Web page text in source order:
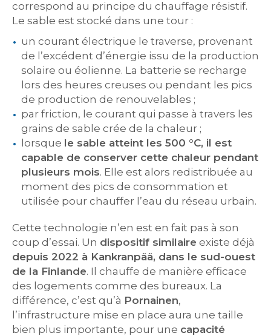
correspond au principe du chauffage résistif.
Le sable est stocké dans une tour :
un courant électrique le traverse, provenant
de l’excédent d’énergie issu de la production
solaire ou éolienne. La batterie se recharge
lors des heures creuses ou pendant les pics
de production de renouvelables ;
par friction, le courant qui passe à travers les
grains de sable crée de la chaleur ;
lorsque le sable atteint les 500 °C, il est
capable de conserver cette chaleur pendant
plusieurs mois. Elle est alors redistribuée au
moment des pics de consommation et
utilisée pour chauffer l’eau du réseau urbain.
Cette technologie n’en est en fait pas à son
coup d’essai. Un dispositif similaire existe déjà
depuis 2022 à Kankranpää, dans le sud-ouest
de la Finlande. Il chauffe de manière efficace
des logements comme des bureaux. La
différence, c’est qu’à Pornainen,
l’infrastructure mise en place aura une taille
bien plus importante, pour une capacité